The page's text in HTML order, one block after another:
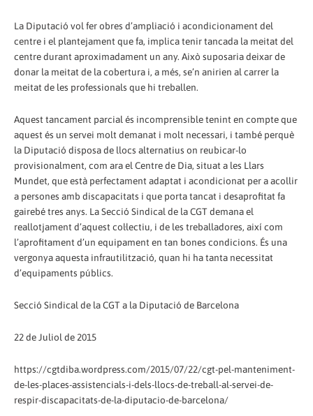
La Diputació vol fer obres d’ampliació i acondicionament del
centre i el plantejament que fa, implica tenir tancada la meitat del
centre durant aproximadament un any. Això suposaria deixar de
donar la meitat de la cobertura i, a més, se’n anirien al carrer la
meitat de les professionals que hi treballen.
Aquest tancament parcial és incomprensible tenint en compte que
aquest és un servei molt demanat i molt necessari, i també perquè
la Diputació disposa de llocs alternatius on reubicar-lo
provisionalment, com ara el Centre de Dia, situat a les Llars
Mundet, que està perfectament adaptat i acondicionat per a acollir
a persones amb discapacitats i que porta tancat i desaprofitat fa
gairebé tres anys. La Secció Sindical de la CGT demana el
reallotjament d’aquest col·lectiu, i de les treballadores, així com
l’aprofitament d’un equipament en tan bones condicions. És una
vergonya aquesta infrautilització, quan hi ha tanta necessitat
d’equipaments públics.
Secció Sindical de la CGT a la Diputació de Barcelona
22 de Juliol de 2015
https://cgtdiba.wordpress.com/2015/07/22/cgt-pel-manteniment-
de-les-places-assistencials-i-dels-llocs-de-treball-al-servei-de-
respir-discapacitats-de-la-diputacio-de-barcelona/